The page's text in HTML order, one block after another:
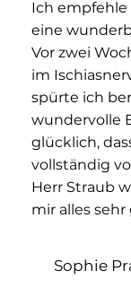
Ich empfehle
eine
Vor zwei
im
spürte ich
wundervolle
glücklich,
vollständig
Herr Straub
mir alles
Sophie